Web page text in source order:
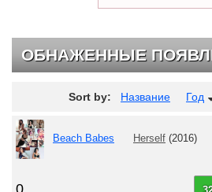
ОБНАЖЕННЫЕ
Sort by: Название Год
Beach Babes Herself (2016)